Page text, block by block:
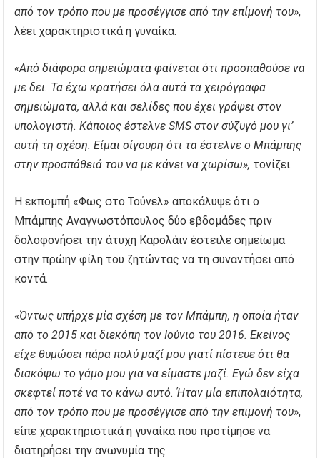
από τον τρόπο που με προσέγγισε από την επίμονή του»,
λέει χαρακτηριστικά η γυναίκα.
«Από διάφορα σημειώματα φαίνεται ότι προσπαθούσε να
με δει. Τα έχω κρατήσει όλα αυτά τα χειρόγραφα
σημειώματα, αλλά και σελίδες που έχει γράψει στον
υπολογιστή. Κάποιος έστελνε SMS στον σύζυγό μου γι’
αυτή τη σχέση. Είμαι σίγουρη ότι τα έστελνε ο Μπάμπης
στην προσπάθειά του να με κάνει να χωρίσω», τονίζει.
Η εκπομπή «Φως στο Τούνελ» αποκάλυψε ότι ο
Μπάμπης Αναγνωστόπουλος δύο εβδομάδες πριν
δολοφονήσει την άτυχη Καρολάιν έστειλε σημείωμα
στην πρώην φίλη του ζητώντας να τη συναντήσει από
κοντά.
«Όντως υπήρχε μία σχέση με τον Μπάμπη, η οποία ήταν
από το 2015 και διεκόπη τον Ιούνιο του 2016. Εκείνος
είχε θυμώσει πάρα πολύ μαζί μου γιατί πίστευε ότι θα
διακόψω το γάμο μου για να είμαστε μαζί. Εγώ δεν είχα
σκεφτεί ποτέ να το κάνω αυτό. Ήταν μία επιπολαιότητα,
από τον τρόπο που με προσέγγισε από την επιμονή του»,
είπε χαρακτηριστικά η γυναίκα που προτίμησε να
διατηρήσει την ανωνυμία της